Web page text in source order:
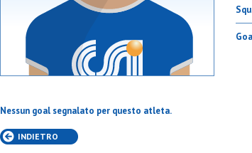
Nessun goal segnalato per questo atleta.
INDIETRO